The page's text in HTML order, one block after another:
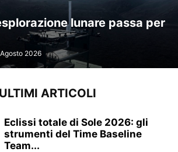
lunare passa per
2026
ULTIMI ARTICOLI
Eclissi totale di Sole 2026: gli
strumenti del Time Baseline
Team...